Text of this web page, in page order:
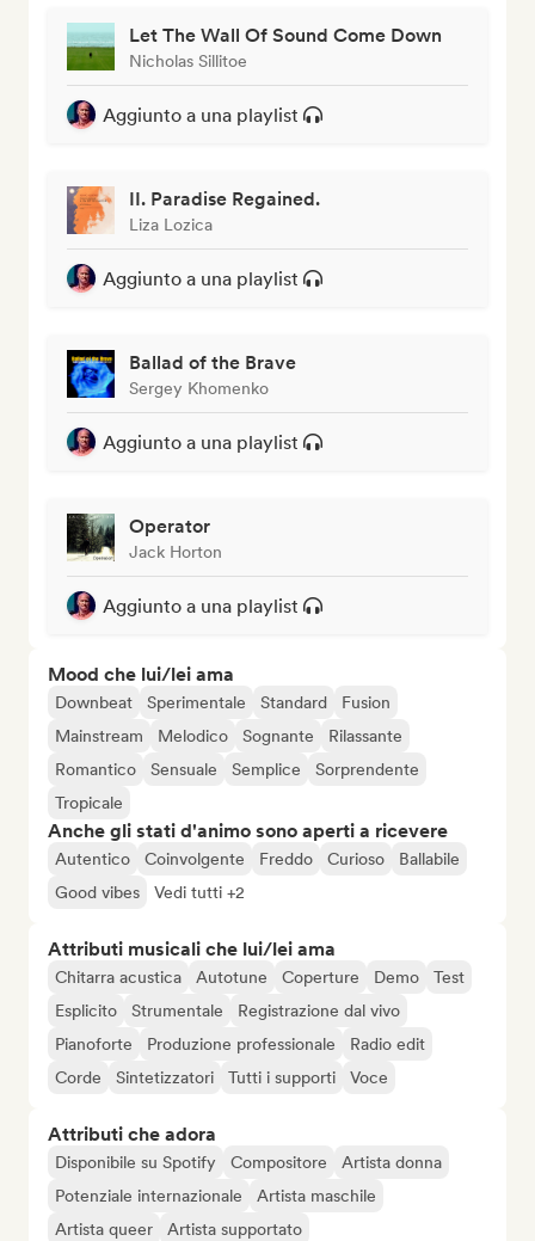
Let The Wall Of Sound Come Down
Nicholas Sillitoe
Aggiunto a una playlist
II. Paradise Regained.
Liza Lozica
Aggiunto a una playlist
Ballad of the Brave
Sergey Khomenko
Aggiunto a una playlist
Operator
Jack Horton
Aggiunto a una playlist
Mood che lui/lei ama
Downbeat Sperimentale Standard
Fusion
Mainstream
Melodico Sognante
Rilassante
Romantico
Sensuale Semplice
Sorprendente
Tropicale
Anche gli stati d'animo sono aperti a ricevere
Autentico Coinvolgente Freddo Curioso
Ballabile
Good vibes
Vedi tutti +2
Attributi musicali che lui/lei ama
Chitarra acustica Autotune Coperture Demo
Test
Esplicito
Strumentale
Registrazione dal vivo
Pianoforte
Produzione professionale
Radio edit
Corde
Sintetizzatori Tutti i supporti Voce
Attributi che adora
Disponibile su Spotify Compositore
Artista donna
Potenziale internazionale
Artista maschile
Artista queer
Artista supportato